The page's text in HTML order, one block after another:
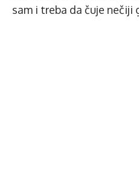
sam i treba da čuje nečiji